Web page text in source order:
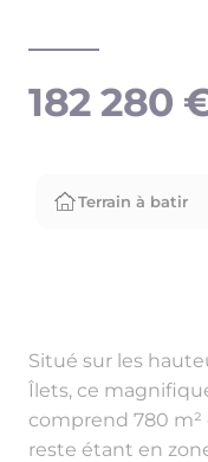
182 280
Terrain à batir
Situé sur les
Îlets, ce
comprend 780
reste étant en